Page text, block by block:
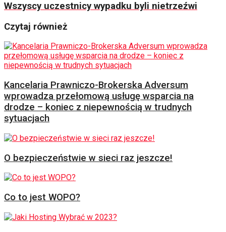
Wszyscy uczestnicy wypadku byli nietrzeźwi
Czytaj również
Kancelaria Prawniczo-Brokerska Adversum
wprowadza przełomową usługę wsparcia na
drodze – koniec z niepewnością w trudnych
sytuacjach
O bezpieczeństwie w sieci raz jeszcze!
Co to jest WOPO?